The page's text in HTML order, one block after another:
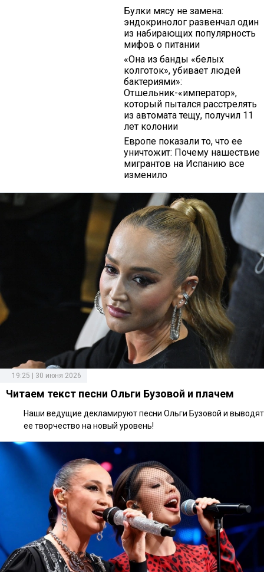
Булки мясу не замена:
эндокринолог развенчал один
из набирающих популярность
мифов о питании
«Она из банды «белых
колготок», убивает людей
бактериями»:
Отшельник-«император»,
который пытался расстрелять
из автомата тещу, получил 11
лет колонии
Европе показали то, что ее
уничтожит: Почему нашествие
мигрантов на Испанию все
изменило
19:25 | 30 июня 2026
Читаем текст песни Ольги Бузовой и плачем
Наши ведущие декламируют песни Ольги Бузовой и выводят
ее творчество на новый уровень!